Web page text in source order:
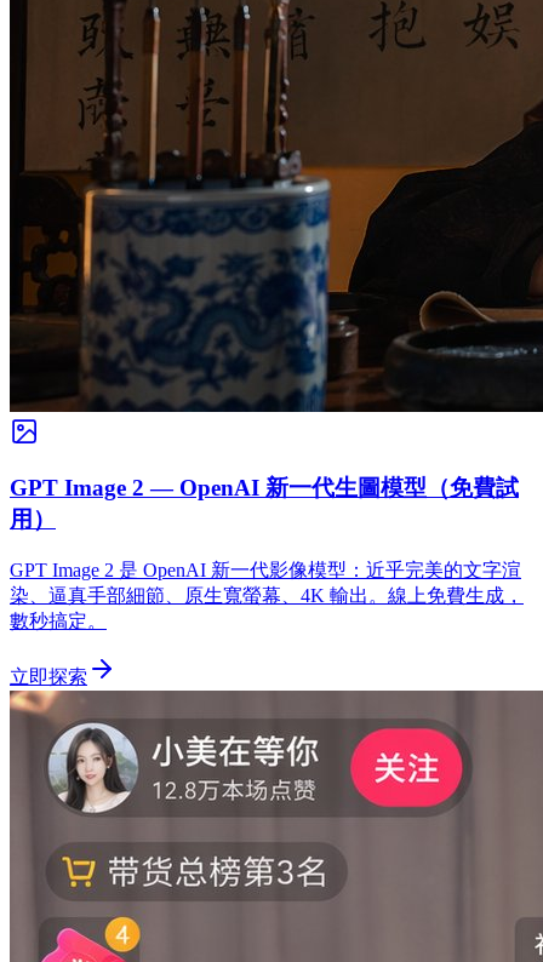
GPT Image 2 — OpenAI 新一代生圖模型（免費試
用）
GPT Image 2 是 OpenAI 新一代影像模型：近乎完美的文字渲
染、逼真手部細節、原生寬螢幕、4K 輸出。線上免費生成，
數秒搞定。
立即探索